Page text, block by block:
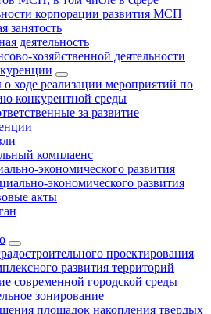
корпорации развития МСП
занятость
деятельность
хозяйственной деятельности
ходе реализации мероприятий по
конкурентной среды
за развитие
комплаенс
экономического развития
экономического развития
акты
проектирования
развития территорий
современной городской среды
зонирование
площадок накопления твердых